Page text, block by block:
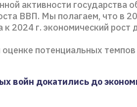
активности государства
ВВП. Мы полагаем, что в
к 2024 г. экономический рост
потенциальных темпов
войн докатились до